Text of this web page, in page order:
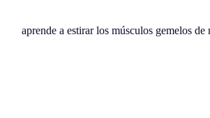
aprende a estirar los músculos gemelos de